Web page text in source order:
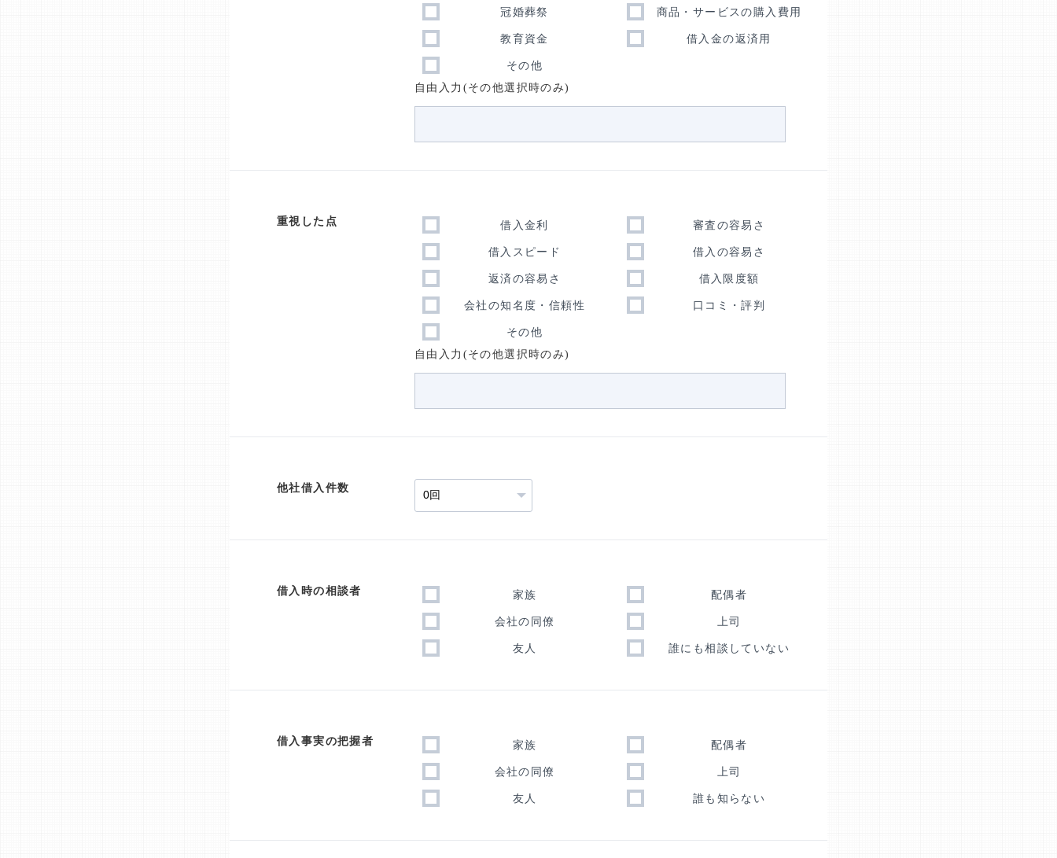
冠婚葬祭 商品・サービスの購入費用
教育資金 借入金の返済用
その他
自由入力(その他選択時のみ)
重視した点 借入金利 審査の容易さ
借入スピード 借入の容易さ
返済の容易さ 借入限度額
会社の知名度・信頼性 口コミ・評判
その他
自由入力(その他選択時のみ)
他社借入件数
借入時の相談者 家族 配偶者
会社の同僚 上司
友人 誰にも相談していない
借入事実の把握者 家族 配偶者
会社の同僚 上司
友人 誰も知らない